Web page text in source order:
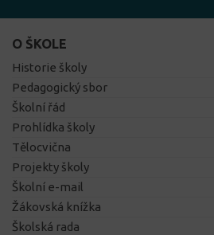
O ŠKOLE
Historie školy
Pedagogický sbor
Školní řád
Prohlídka školy
Tělocvična
Projekty školy
Školní e-mail
Žákovská knížka
Školská rada